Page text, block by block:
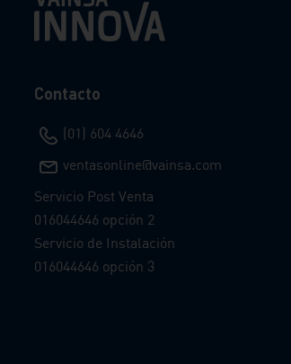
Contacto
(01) 604 4646
ventasonline@vainsa.com
Servicio Post Venta
016044646 opción 2
Servicio de Instalación
016044646 opción 3